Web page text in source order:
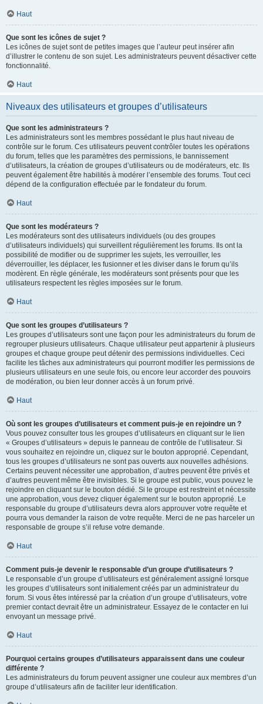
Haut
Que sont les icônes de sujet ?
Les icônes de sujet sont de petites images que l’auteur peut insérer afin
d’illustrer le contenu de son sujet. Les administrateurs peuvent désactiver cette
fonctionnalité.
Haut
Niveaux des utilisateurs et groupes d’utilisateurs
Que sont les administrateurs ?
Les administrateurs sont les membres possédant le plus haut niveau de
contrôle sur le forum. Ces utilisateurs peuvent contrôler toutes les opérations
du forum, telles que les paramètres des permissions, le bannissement
d’utilisateurs, la création de groupes d’utilisateurs ou de modérateurs, etc. Ils
peuvent également être habilités à modérer l’ensemble des forums. Tout ceci
dépend de la configuration effectuée par le fondateur du forum.
Haut
Que sont les modérateurs ?
Les modérateurs sont des utilisateurs individuels (ou des groupes
d’utilisateurs individuels) qui surveillent régulièrement les forums. Ils ont la
possibilité de modifier ou de supprimer les sujets, les verrouiller, les
déverrouiller, les déplacer, les fusionner et les diviser dans le forum qu’ils
modèrent. En règle générale, les modérateurs sont présents pour que les
utilisateurs respectent les règles imposées sur le forum.
Haut
Que sont les groupes d’utilisateurs ?
Les groupes d’utilisateurs sont une façon pour les administrateurs du forum de
regrouper plusieurs utilisateurs. Chaque utilisateur peut appartenir à plusieurs
groupes et chaque groupe peut détenir des permissions individuelles. Ceci
facilite les tâches aux administrateurs qui pourront modifier les permissions de
plusieurs utilisateurs en une seule fois, ou encore leur accorder des pouvoirs
de modération, ou bien leur donner accès à un forum privé.
Haut
Où sont les groupes d’utilisateurs et comment puis-je en rejoindre un ?
Vous pouvez consulter tous les groupes d’utilisateurs en cliquant sur le lien
« Groupes d’utilisateurs » depuis le panneau de contrôle de l’utilisateur. Si
vous souhaitez en rejoindre un, cliquez sur le bouton approprié. Cependant,
tous les groupes d’utilisateurs ne sont pas ouverts aux nouvelles adhésions.
Certains peuvent nécessiter une approbation, d’autres peuvent être privés et
d’autres peuvent même être invisibles. Si le groupe est public, vous pouvez le
rejoindre en cliquant sur le bouton dédié. Si le groupe est restreint et nécessite
une approbation, vous devez cliquer également sur le bouton approprié. Le
responsable du groupe d’utilisateurs devra alors approuver votre requête et
pourra vous demander la raison de votre requête. Merci de ne pas harceler un
responsable de groupe s’il refuse votre demande.
Haut
Comment puis-je devenir le responsable d’un groupe d’utilisateurs ?
Le responsable d’un groupe d’utilisateurs est généralement assigné lorsque
les groupes d’utilisateurs sont initialement créés par un administrateur du
forum. Si vous êtes intéressé par la création d’un groupe d’utilisateurs, votre
premier contact devrait être un administrateur. Essayez de le contacter en lui
envoyant un message privé.
Haut
Pourquoi certains groupes d’utilisateurs apparaissent dans une couleur
différente ?
Les administrateurs du forum peuvent assigner une couleur aux membres d’un
groupe d’utilisateurs afin de faciliter leur identification.